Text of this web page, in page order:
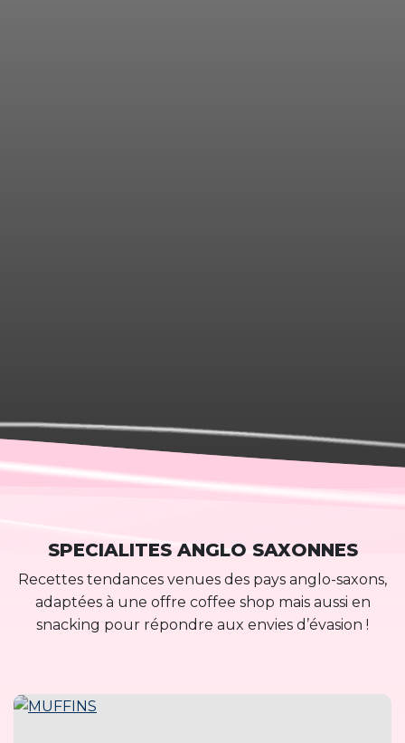
SPECIALITES ANGLO SAXONNES
Recettes tendances venues des pays anglo-saxons,
adaptées à une offre coffee shop mais aussi en
snacking pour répondre aux envies d’évasion !